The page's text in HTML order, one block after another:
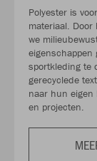
Polyester is
materiaal.
we
sportkleding te
gerecyclede
naar hun eigen
en projecten.